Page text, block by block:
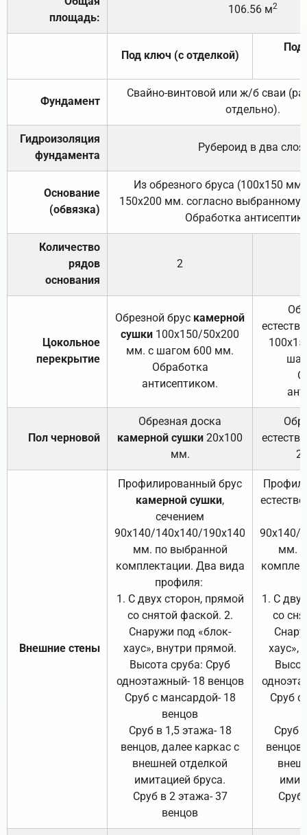
площадь:
106.56 м2
Под ключ (с отделкой)
Под
Фундамент
Свайно-винтовой или ж/б сваи
отдельно).
Гидроизоляция
фундамента
Рубероид в два слоя.
Основание
(обвязка)
Из обрезного бруса (100х150
150х200 мм. согласно выбранному
Обработка
Количество
рядов
основания
2
Цокольное
перекрытие
Обрезной брус камерной
сушки 100х150/50х200
мм. с шагом 600 мм.
Обработка
антисептиком.
Пол черновой
Обрезная доска
камерной сушки 20х100
мм.
Внешние стены
Профилированный брус
камерной сушки,
сечением
90х140/140х140/190х140
мм. по выбранной
комплектации. Два вида
профиля:
1. С двух сторон, прямой
со снятой фаской. 2.
Снаружи под «блок-
хаус», внутри прямой.
Высота сруба: Сруб
одноэтажный- 18 венцов
Сруб с мансардой- 18
венцов
Сруб в 1,5 этажа- 18
венцов, далее каркас с
внешней отделкой
имитацией бруса.
Сруб в 2 этажа- 37
венцов
90х140/
мм.
1. С
со
хаус»,
Сруб с
Сруб
Сруб